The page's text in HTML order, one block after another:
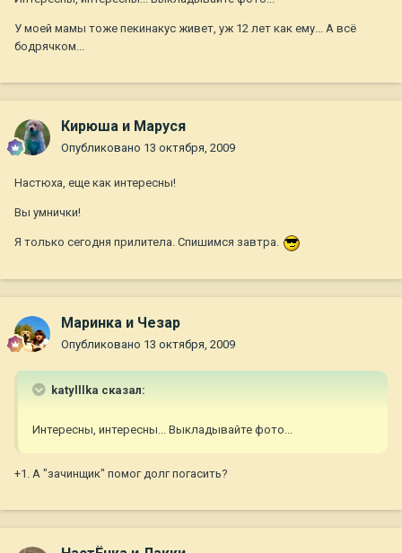
У моей мамы тоже пекинакус живет, уж 12 лет как ему... А всё
бодрячком...
Кирюша и Маруся
Опубликовано 13 октября, 2009
Настюха, еще как интересны!
Вы умнички!
Я только сегодня прилитела. Спишимся завтра.
Маринка и Чезар
Опубликовано 13 октября, 2009
katylllka сказал:
Интересны, интересны... Выкладывайте фото...
+1. А "зачинщик" помог долг погасить?